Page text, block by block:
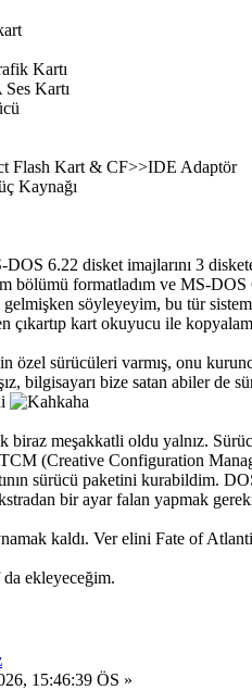
Kartı
Kartı
Flash Kart & CF>>IDE Adaptör
Kaynağı
6.22 disket imajlarını 3
bölümü formatladım ve MS-
söyleyeyim, bu tür
çıkartıp kart okuyucu ile
özel sürücüleri varmış, onu
bilgisayarı bize satan abiler de
biraz meşakkatli oldu yalnız.
(Creative Configuration
sürücü paketini kurabildim.
bir ayar falan yapmak
kaldı. Ver elini Fate of
ekleyeceğim.
15:46:39 ÖS »